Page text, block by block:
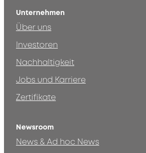
Unternehmen
Über uns
Investoren
Nachhaltigkeit
Jobs und Karriere
Zertifikate
Newsroom
News & Ad hoc News